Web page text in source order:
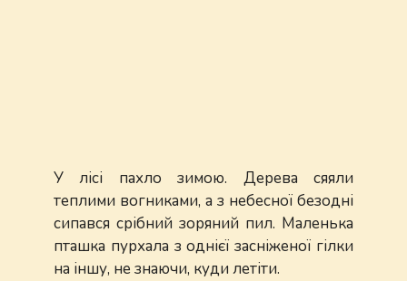
У лісі пахло зимою. Дерева сяяли
теплими вогниками, а з небесної безодні
сипався срібний зоряний пил. Маленька
пташка пурхала з однієї засніженої гілки
на іншу, не знаючи, куди летіти.